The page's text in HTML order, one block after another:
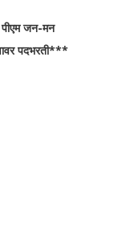
पीएम जन-मन
पदभरती***